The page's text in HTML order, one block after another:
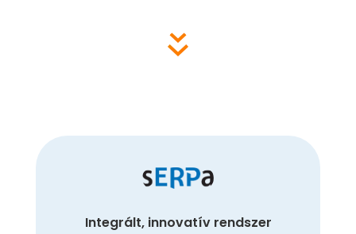
Integrált, innovatív rendszer